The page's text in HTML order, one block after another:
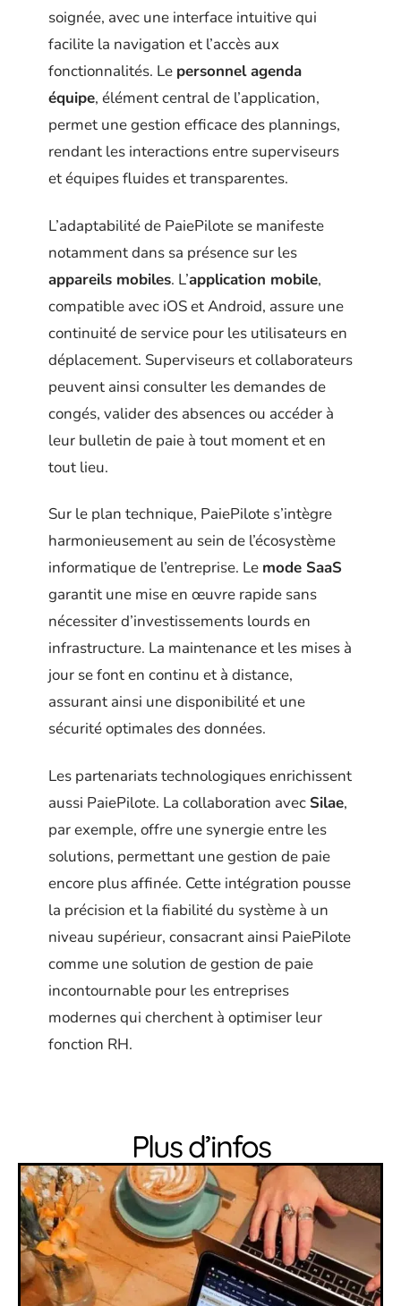
soignée, avec une interface intuitive qui
facilite la navigation et l’accès aux
fonctionnalités. Le personnel agenda
équipe, élément central de l’application,
permet une gestion efficace des plannings,
rendant les interactions entre superviseurs
et équipes fluides et transparentes.
L’adaptabilité de PaiePilote se manifeste
notamment dans sa présence sur les
appareils mobiles. L’application mobile,
compatible avec iOS et Android, assure une
continuité de service pour les utilisateurs en
déplacement. Superviseurs et collaborateurs
peuvent ainsi consulter les demandes de
congés, valider des absences ou accéder à
leur bulletin de paie à tout moment et en
tout lieu.
Sur le plan technique, PaiePilote s’intègre
harmonieusement au sein de l’écosystème
informatique de l’entreprise. Le mode SaaS
garantit une mise en œuvre rapide sans
nécessiter d’investissements lourds en
infrastructure. La maintenance et les mises à
jour se font en continu et à distance,
assurant ainsi une disponibilité et une
sécurité optimales des données.
Les partenariats technologiques enrichissent
aussi PaiePilote. La collaboration avec Silae,
par exemple, offre une synergie entre les
solutions, permettant une gestion de paie
encore plus affinée. Cette intégration pousse
la précision et la fiabilité du système à un
niveau supérieur, consacrant ainsi PaiePilote
comme une solution de gestion de paie
incontournable pour les entreprises
modernes qui cherchent à optimiser leur
fonction RH.
Plus d’infos